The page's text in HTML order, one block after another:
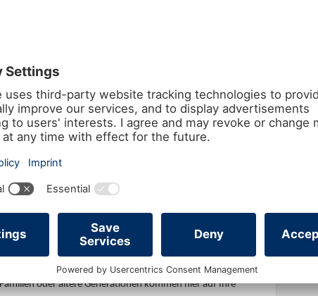
Angefangen bei der Wertermittlung Ihres Objekts,
bis hin zum Notartermin – Ludewig Immobilien ist an
an oberster Stelle: Wir halten Sie zu jedem Zeitpunkt über
und sprechen etwaige Fragen mit Ihnen ab. Nichts ist für
der Vermietung von mittel- und hochpreisigen
wir Ihnen bei der Suche nach einer neuen Immobilie oder
Vermietung Ihres Objekts. In unserer Datenbank befinden
passen könnten!
Lebensstandard. Die Wohnangebote sind
oder ältere Generationen kommen hier auf Ihre